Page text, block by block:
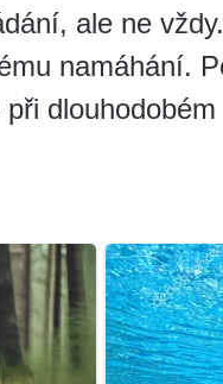
ale ne
namáhání.